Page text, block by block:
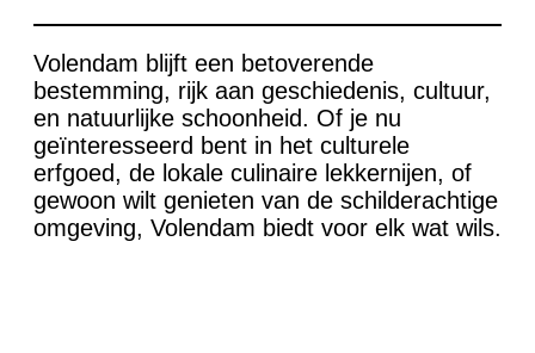
Volendam blijft een betoverende
bestemming, rijk aan geschiedenis, cultuur,
en natuurlijke schoonheid. Of je nu
geïnteresseerd bent in het culturele
erfgoed, de lokale culinaire lekkernijen, of
gewoon wilt genieten van de schilderachtige
omgeving, Volendam biedt voor elk wat wils.